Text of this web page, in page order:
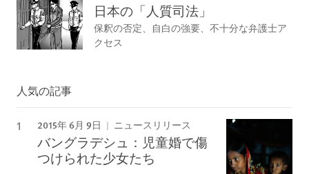
日本の「人質司法」
保釈の否定、自白の強要、不十分な弁護士ア
クセス
人気の記事
2015年 6月 9日 ニュースリリース
バングラデシュ：児童婚で傷
つけられた少女たち